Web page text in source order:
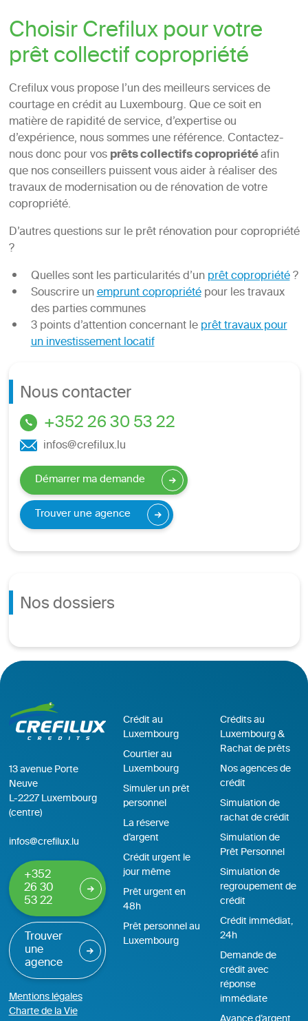
Choisir Crefilux pour votre
prêt collectif copropriété
Crefilux vous propose l’un des meilleurs services de
courtage en crédit au Luxembourg. Que ce soit en
matière de rapidité de service, d’expertise ou
d’expérience, nous sommes une référence. Contactez-
nous donc pour vosprêts collectifs copropriétéafin
que nos conseillers puissent vous aider à réaliser des
travaux de modernisation ou de rénovation de votre
copropriété.
D’autres questions sur le prêt rénovation pour copropriété
?
Quelles sont les particularités d’unprêt copropriété?
Souscrire unemprunt copropriétépour les travaux
des parties communes
3 points d’attention concernant leprêt travaux pour
un investissement locatif
Nous contacter
+352 26 30 53 22
infos@crefilux.lu
Démarrer ma demande
Trouver une agence
Nos dossiers
13 avenue Porte
Neuve
L-2227 Luxembourg
(centre)
infos@crefilux.lu
+352
26 30
53 22
Trouver
une
agence
Mentions légales
Charte de la Vie
Crédit au
Luxembourg
Courtier au
Luxembourg
Simuler un prêt
personnel
La réserve
d’argent
Crédit urgent le
jour même
Prêt urgent en
48h
Prêt personnel au
Luxembourg
Crédits au
Luxembourg &
Rachat de prêts
Nos agences de
crédit
Simulation de
rachat de crédit
Simulation de
Prêt Personnel
Simulation de
regroupement de
crédit
Crédit immédiat,
24h
Demande de
crédit avec
réponse
immédiate